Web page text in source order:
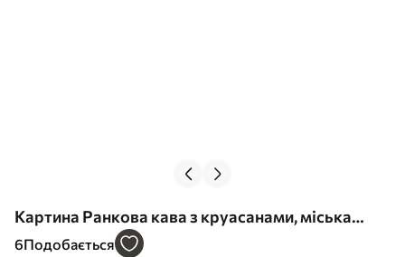
Картина Ранкова кава з круасанами, міська
вулиця, архітектура, олійний стиль Арт. s43891
6Подобається